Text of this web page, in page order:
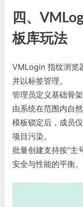
四、
板库玩法
VMLogin 指纹浏览
并以标签管理。
管理员定义基础骨
由系统在范围内自然
模板锁定后，成员
项目污染。
批量创建支持按“主
安全与性能的平衡。